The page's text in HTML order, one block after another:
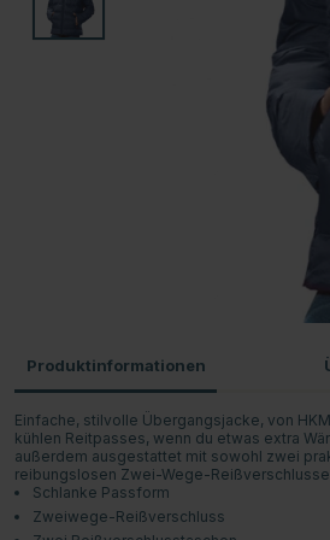
Produktinformationen
Einfache, stilvolle Übergangsjacke, von
kühlen Reitpasses, wenn du etwas extra
außerdem ausgestattet mit sowohl zwei
reibungslosen Zwei-Wege-
Schlanke Passform
Zweiwege-Reißverschluss